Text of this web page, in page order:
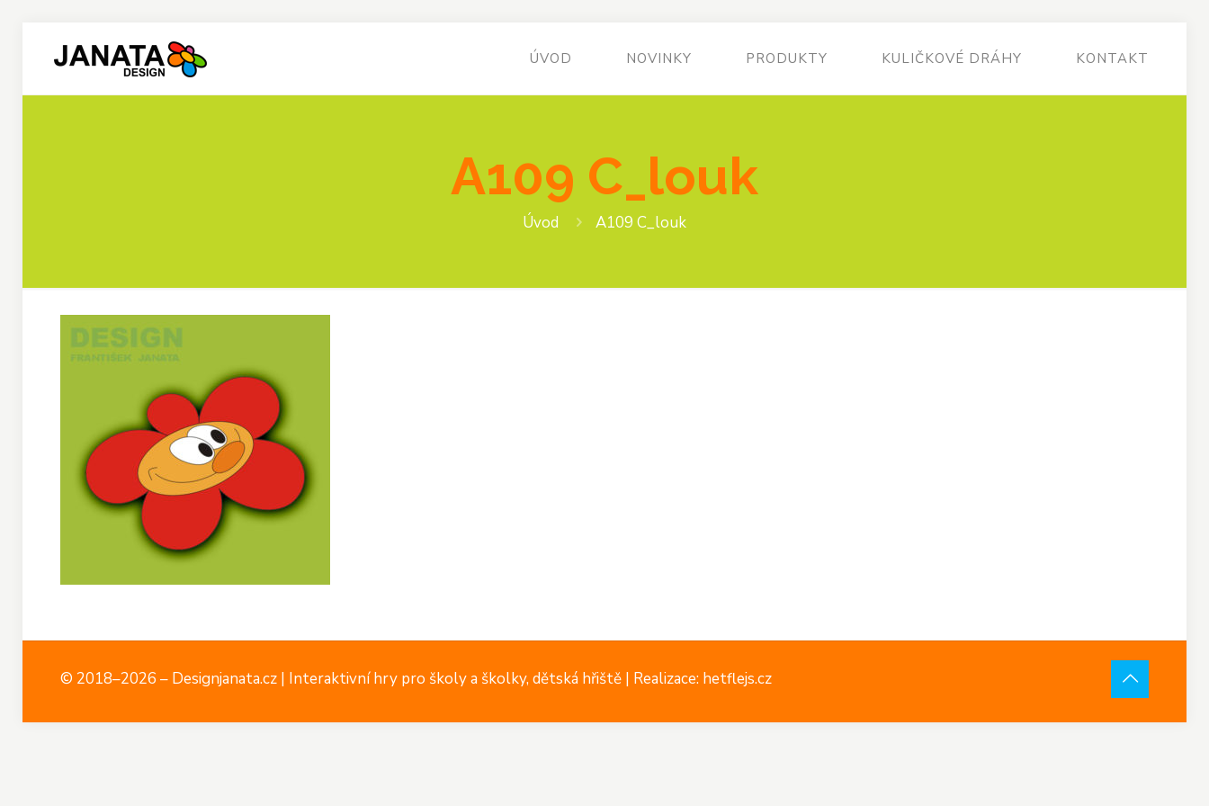
ÚVOD NOVINKY PRODUKTY KULIČKOVÉ DRÁHY KONTAKT
A109 C_louk
Úvod A109 C_louk
© 2018–2026 – Designjanata.cz | Interaktivní hry pro školy a školky, dětská hřiště | Realizace: hetflejs.cz